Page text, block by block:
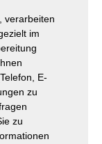
verarbeiten
im
E-
zu
zu